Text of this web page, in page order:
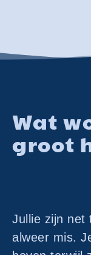
Wat
groot
Jullie zijn net
alweer mis.